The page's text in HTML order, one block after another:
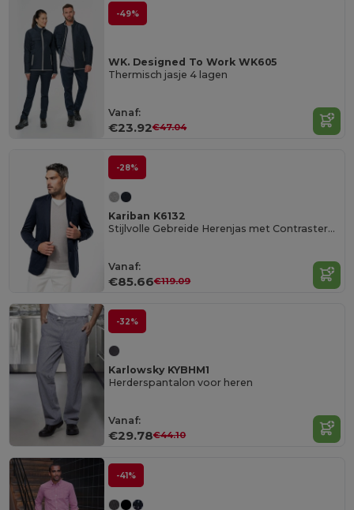
-49%
WK. Designed To Work WK605
Thermisch jasje 4 lagen
Vanaf:
€23.92€47.04
-28%
Kariban K6132
Stijlvolle Gebreide Herenjas met Contrasterende Knopen
Vanaf:
€85.66€119.09
-32%
Karlowsky KYBHM1
Herderspantalon voor heren
Vanaf:
€29.78€44.10
-41%